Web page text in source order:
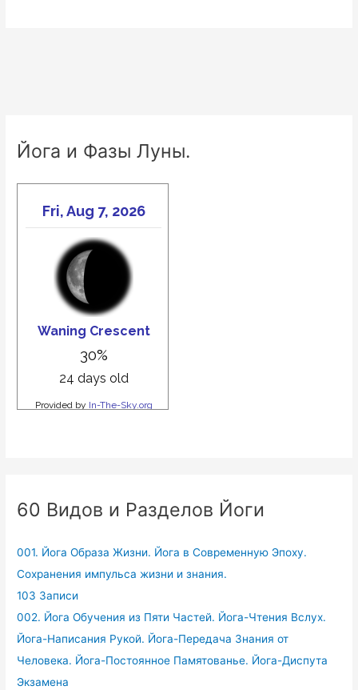
Йога и Фазы Луны.
60 Видов и Разделов Йоги
001. Йога Образа Жизни. Йога в Современную Эпоху.
Сохранения импульса жизни и знания.
103 Записи
002. Йога Обучения из Пяти Частей. Йога-Чтения Вслух.
Йога-Написания Рукой. Йога-Передача Знания от
Человека. Йога-Постоянное Памятованье. Йога-Диспута
Экзамена